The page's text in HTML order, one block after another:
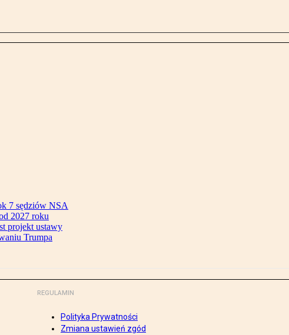
7 sędziów NSA
2027 roku
projekt ustawy
Trumpa
REGULAMIN
Polityka Prywatności
Zmiana ustawień zgód